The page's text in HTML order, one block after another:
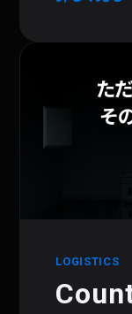
た
そ
LOGISTICS